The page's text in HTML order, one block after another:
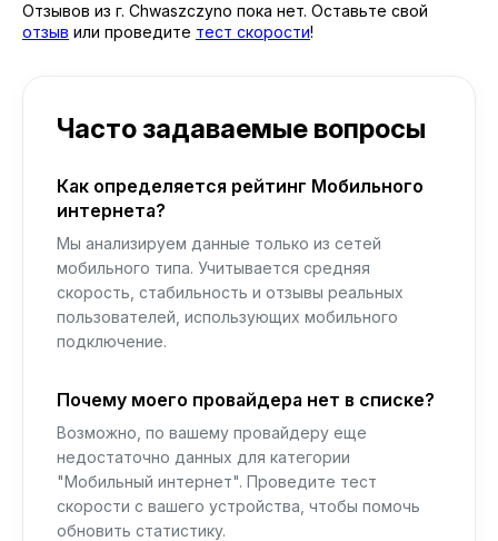
Отзывов из г. Chwaszczyno пока нет. Оставьте свой
отзыв или проведите тест скорости!
Часто задаваемые вопросы
Как определяется рейтинг Мобильного
интернета?
Мы анализируем данные только из сетей
мобильного типа. Учитывается средняя
скорость, стабильность и отзывы реальных
пользователей, использующих мобильного
подключение.
Почему моего провайдера нет в списке?
Возможно, по вашему провайдеру еще
недостаточно данных для категории
"Мобильный интернет". Проведите тест
скорости с вашего устройства, чтобы помочь
обновить статистику.